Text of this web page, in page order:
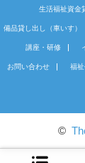
生活福祉資金
備品貸し出し（車いす）
講座・研修
お問い合わせ 福
©